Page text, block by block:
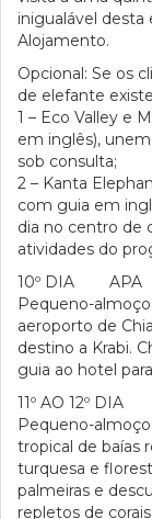
inigualável desta
Alojamento.
Opcional: Se os
de elefante
1 – Eco Valley e
em inglês),
sob consulta;
2 – Kanta
com guia em
dia no centro de
atividades do
10º DIA APA
Pequeno-
aeroporto de
destino a Krabi.
guia ao hotel
11º AO 12º
Pequeno-
tropical de baías
turquesa e
palmeiras e
repletos de